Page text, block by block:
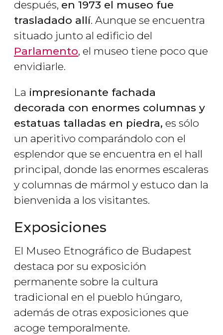
después, en 1973 el museo fue
trasladado allí. Aunque se encuentra
situado junto al edificio del
Parlamento, el museo tiene poco que
envidiarle.
La impresionante fachada
decorada con enormes columnas y
estatuas talladas en piedra, es sólo
un aperitivo comparándolo con el
esplendor que se encuentra en el hall
principal, donde las enormes escaleras
y columnas de mármol y estuco dan la
bienvenida a los visitantes.
Exposiciones
El Museo Etnográfico de Budapest
destaca por su exposición
permanente sobre la cultura
tradicional en el pueblo húngaro,
además de otras exposiciones que
acoge temporalmente.